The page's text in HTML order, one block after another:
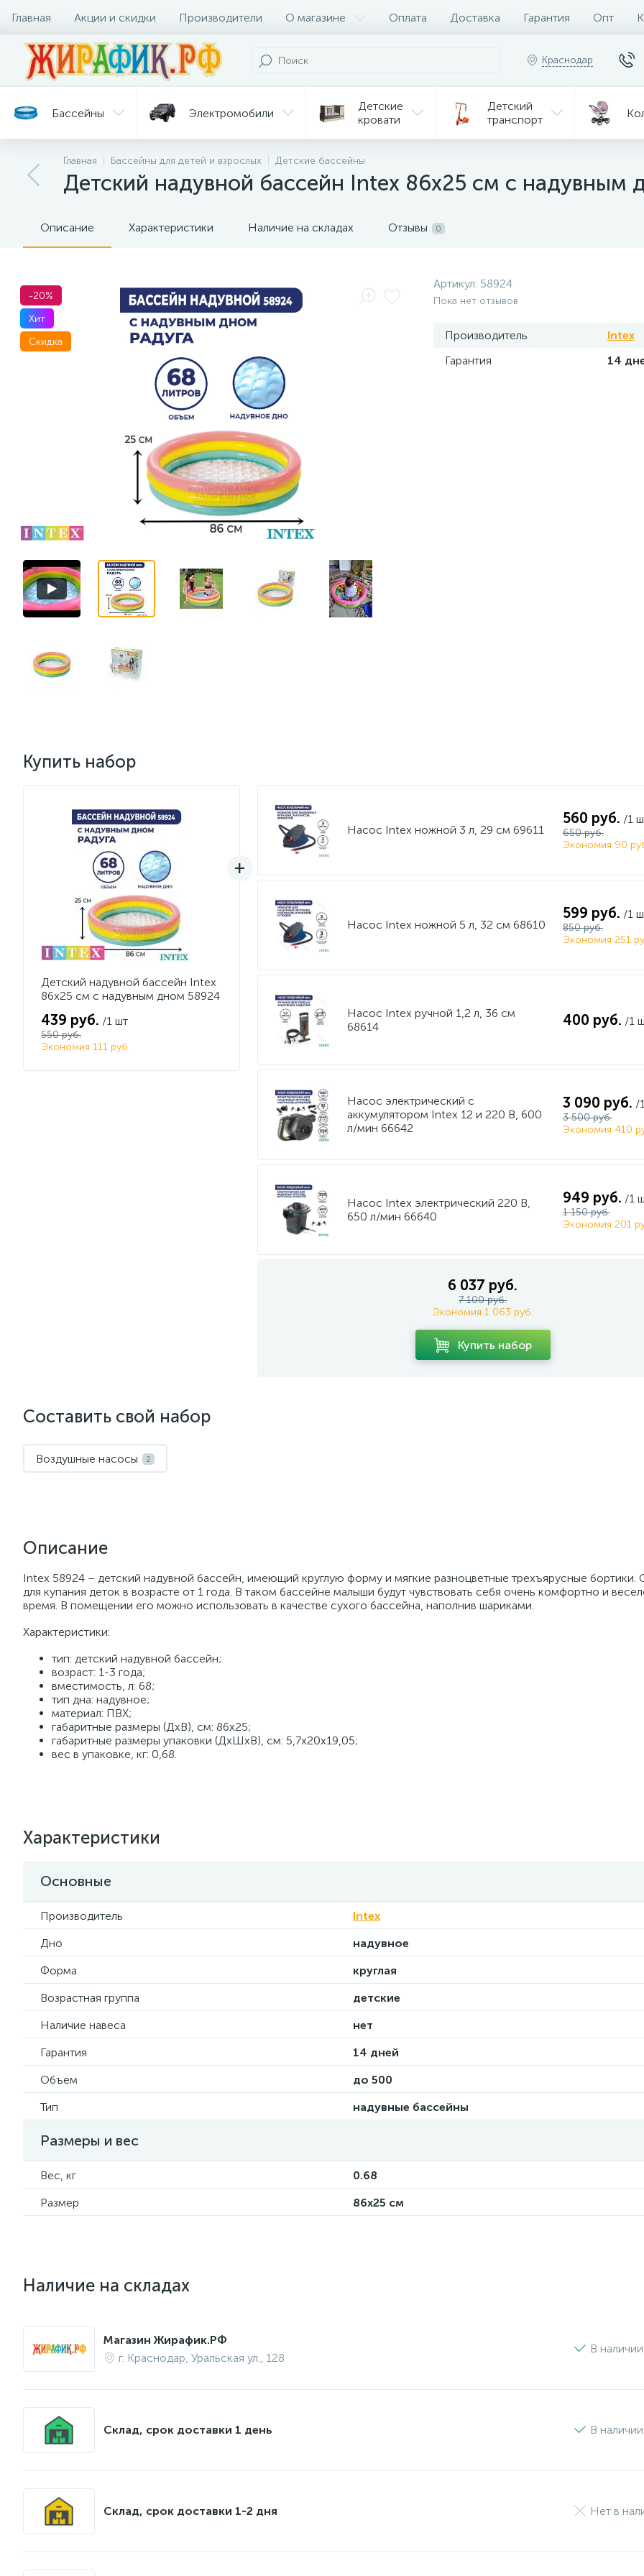
Главная Акции и скидки Производители О магазине Оплата Доставка Гарантия Опт
Краснодар
Бассейны Электромобили
Детские
кровати
Детский
транспорт
Батуты Велосипеды Мебель
и уход
горки
для кормления
Главная Бассейны для детей и взрослых Детские бассейны
Детский надувной бассейн Intex 86х25 см с надувным
Описание Характеристики Наличие на складах Отзывы 0
-20%
Хит
Скидка
Артикул: 58924
Пока нет отзывов
Производитель
Intex
Гарантия
14
Купить набор
Детский надувной бассейн Intex
86х25 см с надувным дном 58924
439 руб. /1 шт
550 руб.
Экономия 111 руб.
Насос Intex ножной 3 л, 29 см 69611
560 руб. /1
650 руб.
Экономия 90
Насос Intex ножной 5 л, 32 см 68610
599 руб. /1
850 руб.
Экономия 251
Насос Intex ручной 1,2 л, 36 см
68614
400 руб. /1
Насос электрический с
аккумулятором Intex 12 и 220 В, 600
л/мин 66642
3 090 руб. /
3 500 руб.
Экономия 410
Насос Intex электрический 220 В,
650 л/мин 66640
949 руб. /1
1 150 руб.
Экономия 201
6 037 руб.
7 100 руб.
Экономия 1 063 руб.
Купить набор
Составить свой набор
Воздушные насосы 2
Описание
Intex 58924 – детский надувной бассейн, имеющий круглую форму и мягкие разноцветные трехъярусные бортики.
для купания деток в возрасте от 1 года. В таком бассейне малыши будут чувствовать себя очень комфортно и
время. В помещении его можно использовать в качестве сухого бассейна, наполнив шариками.
Характеристики:
тип: детский надувной бассейн;
возраст: 1-3 года;
вместимость, л: 68;
тип дна: надувное;
материал: ПВХ;
габаритные размеры (ДхВ), см: 86х25;
габаритные размеры упаковки (ДхШхВ), см: 5,7х20х19,05;
вес в упаковке, кг: 0,68.
Характеристики
Основные
Производитель
Intex
Дно
надувное
Форма
круглая
Возрастная группа
детские
Наличие навеса
нет
Гарантия
14 дней
Объем
до 500
Тип
надувные бассейны
Размеры и вес
Вес, кг
0.68
Размер
86x25 см
Наличие на складах
Магазин Жирафик.РФ
г. Краснодар, Уральская ул., 128
В
Склад, срок доставки 1 день В
Склад, срок доставки 1-2 дня Нет в